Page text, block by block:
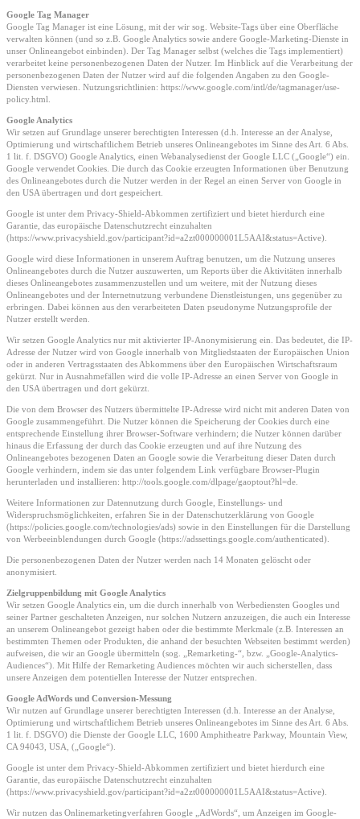
Google Tag Manager
Google Tag Manager ist eine Lösung, mit der wir sog. Website-Tags über eine Oberfläche
verwalten können (und so z.B. Google Analytics sowie andere Google-Marketing-Dienste in
unser Onlineangebot einbinden). Der Tag Manager selbst (welches die Tags implementiert)
verarbeitet keine personenbezogenen Daten der Nutzer. Im Hinblick auf die Verarbeitung der
personenbezogenen Daten der Nutzer wird auf die folgenden Angaben zu den Google-
Diensten verwiesen. Nutzungsrichtlinien: https://www.google.com/intl/de/tagmanager/use-
policy.html.
Google Analytics
Wir setzen auf Grundlage unserer berechtigten Interessen (d.h. Interesse an der Analyse,
Optimierung und wirtschaftlichem Betrieb unseres Onlineangebotes im Sinne des Art. 6 Abs.
1 lit. f. DSGVO) Google Analytics, einen Webanalysedienst der Google LLC („Google“) ein.
Google verwendet Cookies. Die durch das Cookie erzeugten Informationen über Benutzung
des Onlineangebotes durch die Nutzer werden in der Regel an einen Server von Google in
den USA übertragen und dort gespeichert.
Google ist unter dem Privacy-Shield-Abkommen zertifiziert und bietet hierdurch eine
Garantie, das europäische Datenschutzrecht einzuhalten
(https://www.privacyshield.gov/participant?id=a2zt000000001L5AAI&status=Active).
Google wird diese Informationen in unserem Auftrag benutzen, um die Nutzung unseres
Onlineangebotes durch die Nutzer auszuwerten, um Reports über die Aktivitäten innerhalb
dieses Onlineangebotes zusammenzustellen und um weitere, mit der Nutzung dieses
Onlineangebotes und der Internetnutzung verbundene Dienstleistungen, uns gegenüber zu
erbringen. Dabei können aus den verarbeiteten Daten pseudonyme Nutzungsprofile der
Nutzer erstellt werden.
Wir setzen Google Analytics nur mit aktivierter IP-Anonymisierung ein. Das bedeutet, die IP-
Adresse der Nutzer wird von Google innerhalb von Mitgliedstaaten der Europäischen Union
oder in anderen Vertragsstaaten des Abkommens über den Europäischen Wirtschaftsraum
gekürzt. Nur in Ausnahmefällen wird die volle IP-Adresse an einen Server von Google in
den USA übertragen und dort gekürzt.
Die von dem Browser des Nutzers übermittelte IP-Adresse wird nicht mit anderen Daten von
Google zusammengeführt. Die Nutzer können die Speicherung der Cookies durch eine
entsprechende Einstellung ihrer Browser-Software verhindern; die Nutzer können darüber
hinaus die Erfassung der durch das Cookie erzeugten und auf ihre Nutzung des
Onlineangebotes bezogenen Daten an Google sowie die Verarbeitung dieser Daten durch
Google verhindern, indem sie das unter folgendem Link verfügbare Browser-Plugin
herunterladen und installieren: http://tools.google.com/dlpage/gaoptout?hl=de.
Weitere Informationen zur Datennutzung durch Google, Einstellungs- und
Widerspruchsmöglichkeiten, erfahren Sie in der Datenschutzerklärung von Google
(https://policies.google.com/technologies/ads) sowie in den Einstellungen für die Darstellung
von Werbeeinblendungen durch Google (https://adssettings.google.com/authenticated).
Die personenbezogenen Daten der Nutzer werden nach 14 Monaten gelöscht oder
anonymisiert.
Zielgruppenbildung mit Google Analytics
Wir setzen Google Analytics ein, um die durch innerhalb von Werbediensten Googles und
seiner Partner geschalteten Anzeigen, nur solchen Nutzern anzuzeigen, die auch ein Interesse
an unserem Onlineangebot gezeigt haben oder die bestimmte Merkmale (z.B. Interessen an
bestimmten Themen oder Produkten, die anhand der besuchten Webseiten bestimmt werden)
aufweisen, die wir an Google übermitteln (sog. „Remarketing-“, bzw. „Google-Analytics-
Audiences“). Mit Hilfe der Remarketing Audiences möchten wir auch sicherstellen, dass
unsere Anzeigen dem potentiellen Interesse der Nutzer entsprechen.
Google AdWords und Conversion-Messung
Wir nutzen auf Grundlage unserer berechtigten Interessen (d.h. Interesse an der Analyse,
Optimierung und wirtschaftlichem Betrieb unseres Onlineangebotes im Sinne des Art. 6 Abs.
1 lit. f. DSGVO) die Dienste der Google LLC, 1600 Amphitheatre Parkway, Mountain View,
CA 94043, USA, („Google“).
Google ist unter dem Privacy-Shield-Abkommen zertifiziert und bietet hierdurch eine
Garantie, das europäische Datenschutzrecht einzuhalten
(https://www.privacyshield.gov/participant?id=a2zt000000001L5AAI&status=Active).
Wir nutzen das Onlinemarketingverfahren Google „AdWords“, um Anzeigen im Google-